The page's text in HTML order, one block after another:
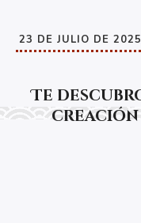
Te
23 DE JULIO DE 2025